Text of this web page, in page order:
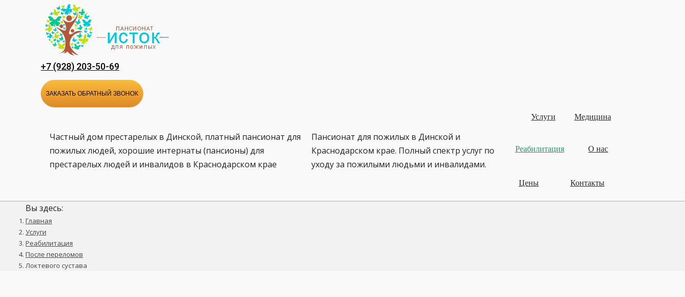
содержанию
+7 (928) 203-50-69
ЗАКАЗАТЬ ОБРАТНЫЙ ЗВОНОК
Частный дом престарелых в Динской, платный пансионат для
пожилых людей, хорошие интернаты (пансионы) для
престарелых людей и инвалидов в Краснодарском крае
Пансионат для пожилых в Динской и
Краснодарском крае. Полный спектр услуг по
уходу за пожилыми людьми и инвалидами.
Услуги Медицина
Реабилитация О нас
Цены Контакты
Вы здесь:
Главная
Услуги
Реабилитация
После переломов
Локтевого сустава